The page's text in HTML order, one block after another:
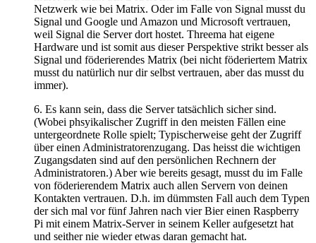
Netzwerk wie bei Matrix. Oder im Falle von Signal musst du
Signal und Google und Amazon und Microsoft vertrauen,
weil Signal die Server dort hostet. Threema hat eigene
Hardware und ist somit aus dieser Perspektive strikt besser als
Signal und föderierendes Matrix (bei nicht föderiertem Matrix
musst du natürlich nur dir selbst vertrauen, aber das musst du
immer).
6. Es kann sein, dass die Server tatsächlich sicher sind.
(Wobei phsyikalischer Zugriff in den meisten Fällen eine
untergeordnete Rolle spielt; Typischerweise geht der Zugriff
über einen Administratorenzugang. Das heisst die wichtigen
Zugangsdaten sind auf den persönlichen Rechnern der
Administratoren.) Aber wie bereits gesagt, musst du im Falle
von föderierendem Matrix auch allen Servern von deinen
Kontakten vertrauen. D.h. im dümmsten Fall auch dem Typen
der sich mal vor fünf Jahren nach vier Bier einen Raspberry
Pi mit einem Matrix-Server in seinem Keller aufgesetzt hat
und seither nie wieder etwas daran gemacht hat.